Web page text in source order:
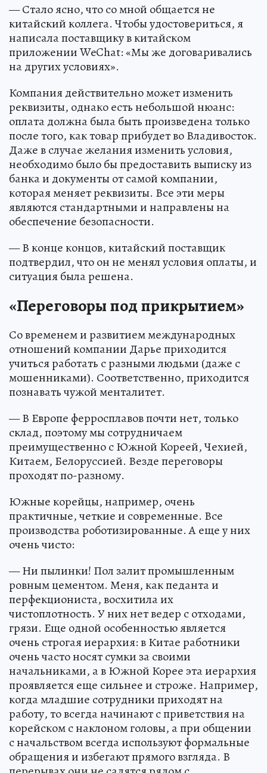
— Стало ясно, что со мной общается не
китайский коллега. Чтобы удостовериться, я
написала поставщику в китайском
приложении WeChat: «Мы же договаривались
на других условиях».
Компания действительно может изменить
реквизиты, однако есть небольшой нюанс:
оплата должна была быть произведена только
после того, как товар прибудет во Владивосток.
Даже в случае желания изменить условия,
необходимо было бы предоставить выписку из
банка и документы от самой компании,
которая меняет реквизиты. Все эти меры
являются стандартными и направлены на
обеспечение безопасности.
— В конце концов, китайский поставщик
подтвердил, что он не менял условия оплаты, и
ситуация была решена.
«Переговоры под прикрытием»
Со временем и развитием международных
отношений компании Дарье приходится
учиться работать с разными людьми (даже с
мошенниками). Соответственно, приходится
познавать чужой менталитет.
— В Европе ферросплавов почти нет, только
склад, поэтому мы сотрудничаем
преимущественно с Южной Кореей, Чехией,
Китаем, Белоруссией. Везде переговоры
проходят по-разному.
Южные корейцы, например, очень
практичные, четкие и современные. Все
производства роботизированные. А еще у них
очень чисто:
— Ни пылинки! Пол залит промышленным
ровным цементом. Меня, как педанта и
перфекциониста, восхитила их
чистоплотность. У них нет ведер с отходами,
грязи. Еще одной особенностью является
очень строгая иерархия: в Китае работники
очень часто носят сумки за своими
начальниками, а в Южной Корее эта иерархия
проявляется еще сильнее и строже. Например,
когда младшие сотрудники приходят на
работу, то всегда начинают с приветствия на
корейском с наклоном головы, а при общении
с начальством всегда используют формальные
обращения и избегают прямого взгляда. В